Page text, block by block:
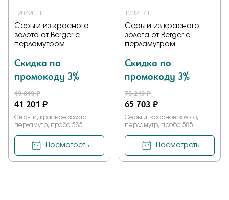
120420 П
Серьги из красного
золота от Berger с
перламутром
Скидка по
промокоду 3%
49 049 ₽
41 201 ₽
Серьги, красное золото,
перламутр, проба 585
Посмотреть
120217 П
Серьги из красного
золота от Berger с
перламутром
Скидка по
промокоду 3%
78 219 ₽
65 703 ₽
Серьги, красное золото,
перламутр, проба 585
Посмотреть